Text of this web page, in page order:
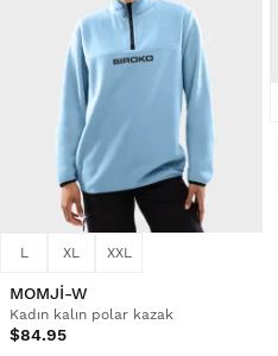
L XL XXL
MOMJI-W
Kadın kalın polar kazak
$84.95